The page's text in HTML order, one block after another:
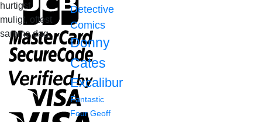
hurtigst
muligt, oftest
samme dag.
Detective
Comics
Donny
Cates
Excalibur
Fantastic
Four Geoff